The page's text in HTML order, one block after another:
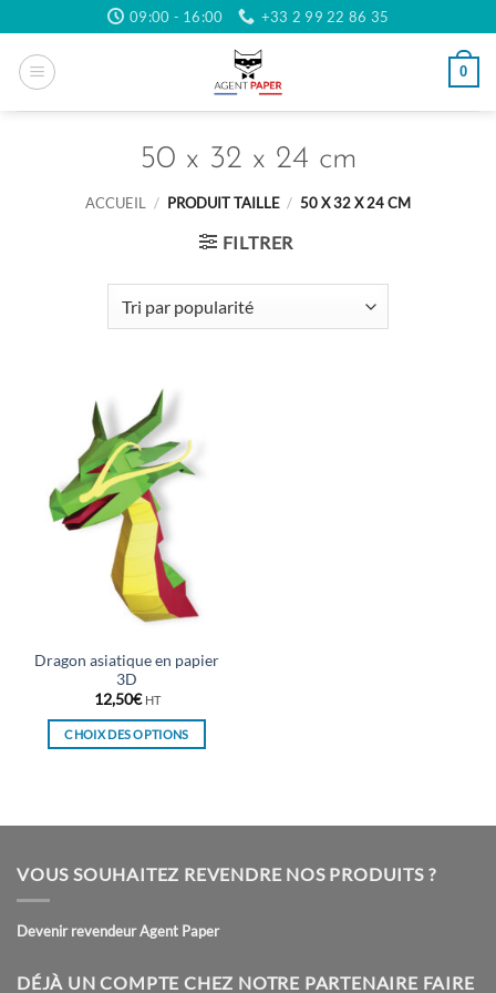
au
contenu
09:00 - 16:00 +33 2 99 22 86 35
0
50 x 32 x 24 cm
ACCUEIL / PRODUIT TAILLE / 50 X 32 X 24 CM
FILTRER
Dragon asiatique en papier
3D
12,50€ HT
CHOIX DES OPTIONS
plusieurs
Les
peuvent
VOUS SOUHAITEZ REVENDRE NOS PRODUITS ?
Devenir revendeur Agent Paper
DÉJÀ UN COMPTE CHEZ NOTRE PARTENAIRE FAIRE